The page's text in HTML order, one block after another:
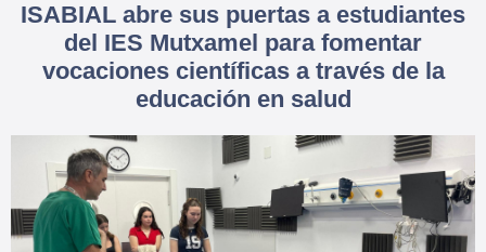
ISABIAL abre sus puertas a estudiantes
del IES Mutxamel para fomentar
vocaciones científicas a través de la
educación en salud